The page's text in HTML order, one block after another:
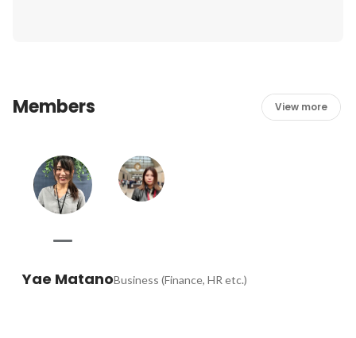
Members View more
Yae MatanoBusiness (Finance, HR etc.)